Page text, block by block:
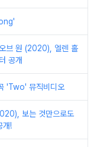
브 원 (2020), 엘렌 홀
공개
'Two' 뮤직비디오
보는 것만으로도
개!